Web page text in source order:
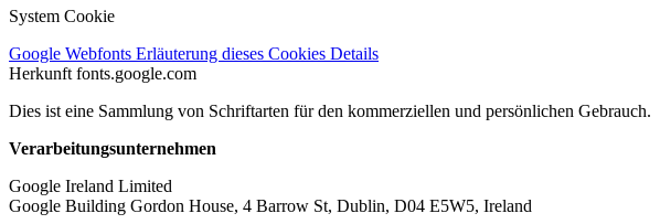
System Cookie
Google Webfonts Erläuterung dieses Cookies Details
Herkunft fonts.google.com
Dies ist eine Sammlung von Schriftarten für den kommerziellen und persönlichen Gebrauch.
Verarbeitungsunternehmen
Google Ireland Limited
Google Building Gordon House, 4 Barrow St, Dublin, D04 E5W5, Ireland